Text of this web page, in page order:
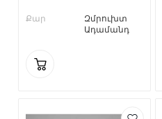
Քար
Զմրուխտ
Ադամանդ